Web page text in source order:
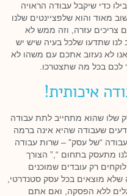
כדי שיקבל עבודה הראויה
מאוד והוא שלפציינטים שלנו
צריכים עזרה, וזה ממש לא
שתדעו שלכל בעיה שיש יש
לא נעזוב אתכם עם משהו לא
לכם בכל מה שתצטרכו.
איכותית!
שלו שהוא מתחייב לתת עבודה
שעבודה שהיא אינה ברמה
“של עסק” – שרות עבודה
מתעסק בתחום “,” הצורך
רק עובדים שמוכנים
שלא מוצאים בכל עסק סטנדרטי,
ללא הפסקה, ואם אתם